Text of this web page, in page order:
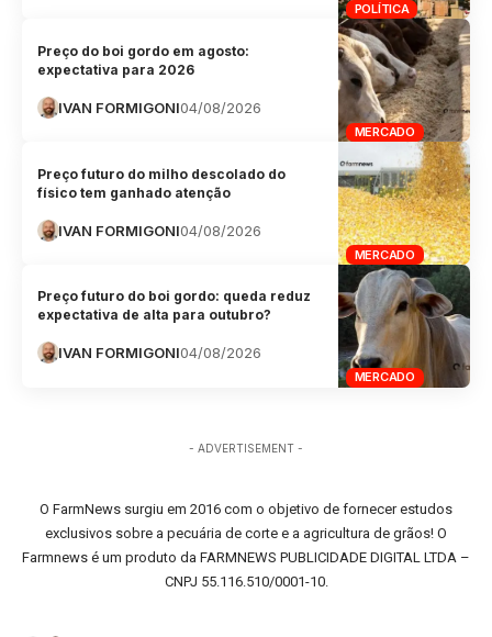
POLÍTICA
MERCADO
Preço do boi gordo em agosto:
expectativa para 2026
IVAN FORMIGONI04/08/2026
MERCADO
Preço futuro do milho descolado do
físico tem ganhado atenção
IVAN FORMIGONI04/08/2026
MERCADO
Preço futuro do boi gordo: queda reduz
expectativa de alta para outubro?
IVAN FORMIGONI04/08/2026
- ADVERTISEMENT -
O FarmNews surgiu em 2016 com o objetivo de fornecer estudos
exclusivos sobre a pecuária de corte e a agricultura de grãos! O
Farmnews é um produto da FARMNEWS PUBLICIDADE DIGITAL LTDA –
CNPJ 55.116.510/0001-10.